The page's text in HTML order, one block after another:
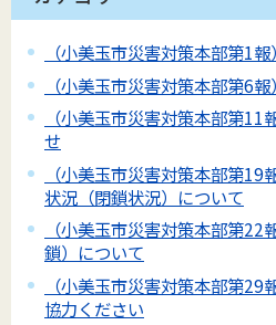
（小美玉市災害対策本部第1
（小美玉市災害対策本部第6
（小美玉市災害対策本部第11
せ
（小美玉市災害対策本部第
状況（閉鎖状況）について
（小美玉市災害対策本部第
鎖）について
（小美玉市災害対策本部第
協力ください